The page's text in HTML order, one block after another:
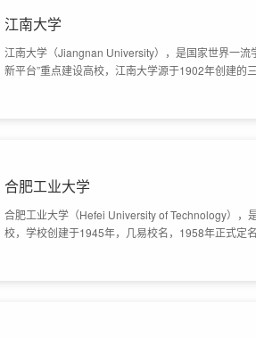
江南大学
江南大学（Jiangnan University），是国家世界一流
新平台”重点建设高校，江南大学源于1902年创建的
合肥工业大学
合肥工业大学（Hefei University of Technology），
校，学校创建于1945年，几易校名，1958年正式定